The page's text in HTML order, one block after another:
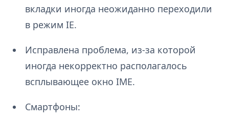
вкладки иногда неожиданно переходили
в режим IE.
Исправлена проблема, из-за которой
иногда некорректно располагалось
всплывающее окно IME.
Смартфоны: